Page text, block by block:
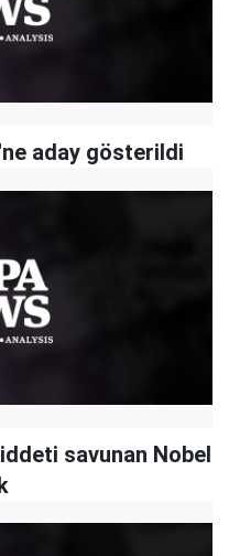
aday gösterildi
savunan Nobel